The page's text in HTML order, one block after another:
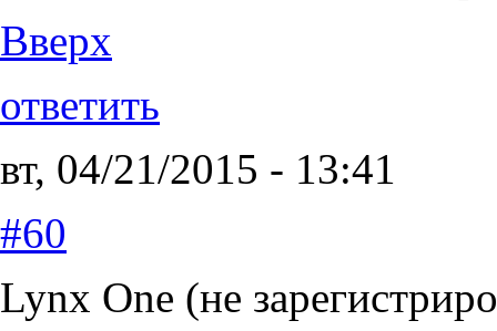
Вверх
ответить
вт, 04/21/2015 - 13:41
#60
Lynx One (не